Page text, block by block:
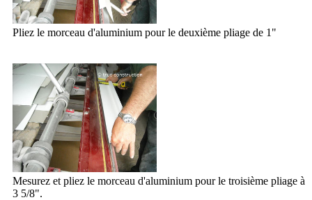
Pliez le morceau d'aluminium pour le deuxième pliage de 1"
Mesurez et pliez le morceau d'aluminium pour le troisième pliage à
3 5/8".